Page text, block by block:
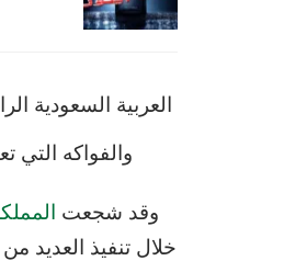
العربية السعودية
والفواكه التي
وقد شجعت
خلال تنفيذ العديد